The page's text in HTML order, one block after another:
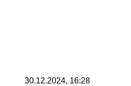
30.12.2024, 16:28